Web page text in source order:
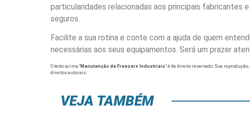
particularidades relacionadas aos principais
seguros.
Facilite a sua rotina e conte com a ajuda de quem
necessárias aos seus equipamentos. Será um prazer
O texto acima “ Manutenção de Freezers Industriais” é de direito reservado. Sua
direitos autorais
VEJA TAMBÉM